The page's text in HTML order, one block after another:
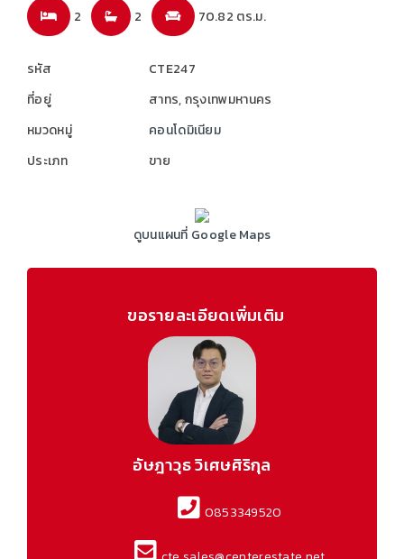
2 2 70.82 ตร.ม.
รหัส
CTE247
ที่อยู่
สาทร, กรุงเทพมหานคร
หมวดหมู่
คอนโดมิเนียม
ประเภท
ขาย
ดูบนแผนที่ Google Maps
ขอรายละเอียดเพิ่มเติม
อัษฎาวุธ วิเศษศิริกุล
0853349520